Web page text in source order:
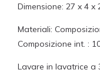
Dimensione: 27 x 4 x
Materiali:
Composizione int. :
Lavare in lavatrice a